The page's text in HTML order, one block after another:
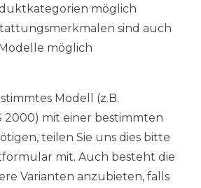
möglich
sind auch
möglich
Modell (z.B.
2000) mit einer bestimmten
teilen Sie uns dies bitte
mit. Auch besteht die
Varianten anzubieten, falls